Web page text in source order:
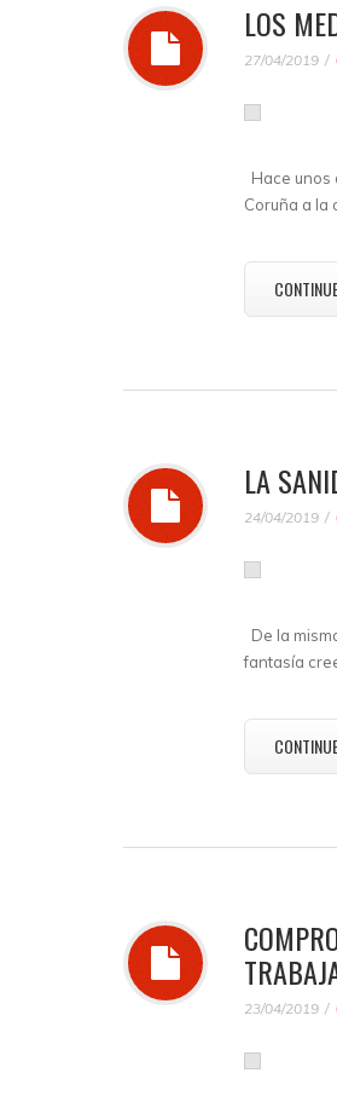
LOS
27/04/2019
Hace unos
Coruña a la
LA
24/04/2019
De la
fantasía
23/04/2019